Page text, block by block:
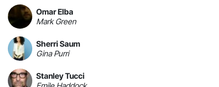
Omar Elba
Mark Green
Sherri Saum
Gina Purri
Stanley Tucci